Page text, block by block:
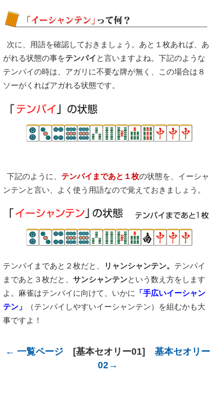
次に、用語を確認しておきましょう。あと１枚あれば、あ
がれる状態の事をテンパイ と言いますよね。下記のような
テンパイの時は、アガリに不要な牌が無く、この場合は８
ソーがくればアガれる状態です。
下記のように、 テンパイまであと１枚の状態を、イーシャ
ンテンと言い、よく使う用語なので覚えておきましょう。
テンパイまであと２枚だと、 リャンシャンテン。 テンパイ
まであと３枚だと、 サンシャンテンという数え方をします
よ。麻雀はテンパイに向けて、いかに 「手広いイーシャン
テン」
（テンパイしやすいイーシャンテン）を組むかも大
事ですよ！
← 一覧ページ[基本セオリー01] 基本セオリー
02→